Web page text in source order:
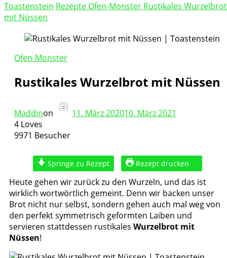
Toastenstein.com
vegan food blog
Toastenstein Rezepte Ofen-Monster Rustikales Wurzelbrot
mit Nüssen
Ofen-Monster
Rustikales Wurzelbrot mit Nüssen
Maddinon 11. März 202010. März 2021
4 Loves
9971 Besucher
Springe zu Rezept Rezept drucken
Heute gehen wir zurück zu den Wurzeln, und das ist
wirklich wortwörtlich gemeint. Denn wir backen unser
Brot nicht nur selbst, sondern gehen auch mal weg von
den perfekt symmetrisch geformten Laiben und
servieren stattdessen rustikales Wurzelbrot mit
Nüssen!